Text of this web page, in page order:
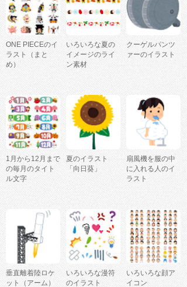
ONE PIECEのイ
ラスト（まと
め）
いろいろな夏の
イメージのライ
ン素材
クーゲルパンツ
ァーのイラスト
1月から12月まで
の毎月のタイト
ル文字
夏のイラスト
「向日葵」
扇風機を服の中
に入れる人のイ
ラスト
垂直離着陸ロケ
ット（アーム）
いろいろな漫符
のイラスト
いろいろな顔ア
イコン